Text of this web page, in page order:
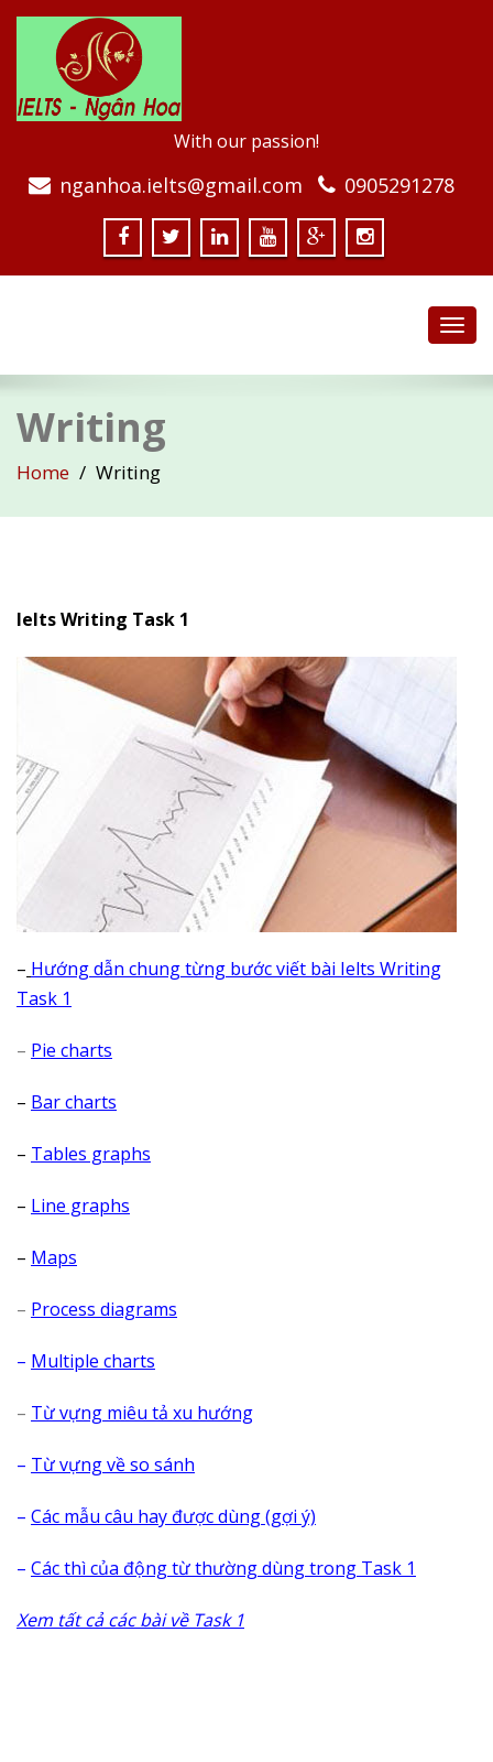
With our passion!
nganhoa.ielts@gmail.com 0905291278
Writing
Home Writing
Ielts Writing Task 1
– Hướng dẫn chung từng bước viết bài Ielts Writing
Task 1
– Pie charts
– Bar charts
– Tables graphs
– Line graphs
– Maps
– Process diagrams
– Multiple charts
– Từ vựng miêu tả xu hướng
– Từ vựng về so sánh
– Các mẫu câu hay được dùng (gợi ý)
– Các thì của động từ thường dùng trong Task 1
Xem tất cả các bài về Task 1